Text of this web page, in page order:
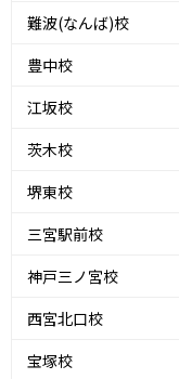
難波(なんば)校
豊中校
江坂校
茨木校
堺東校
三宮駅前校
神戸三ノ宮校
西宮北口校
宝塚校